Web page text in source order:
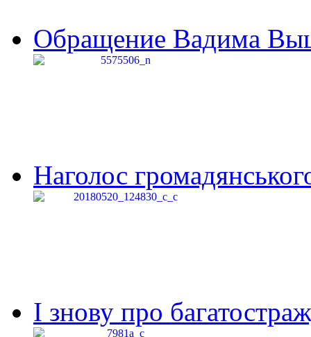
Обращение Вадима
Наголос
І знову про